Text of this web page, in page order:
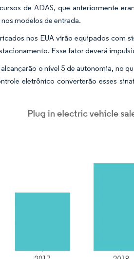
de ADAS, que anteriormente
modelos de entrada.
nos EUA virão equipados com
Esse fator deverá
o nível 5 de autonomia, no
eletrônico converterão esses